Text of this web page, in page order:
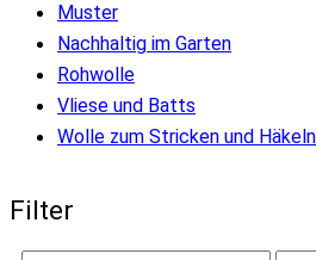
Muster
Nachhaltig im Garten
Rohwolle
Vliese und Batts
Wolle zum Stricken und Häkeln
Filter